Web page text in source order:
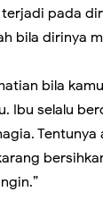
pada
bila dirinya
bila
Ibu selalu